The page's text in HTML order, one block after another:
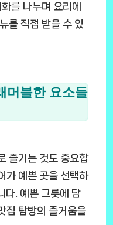
를 나누며 요리에
를 직접 받을 수 있
머블한 요소들
즐기는 것도 중요합
가 예쁜 곳을 선택하
다. 예쁜 그릇에 담
집 탐방의 즐거움을